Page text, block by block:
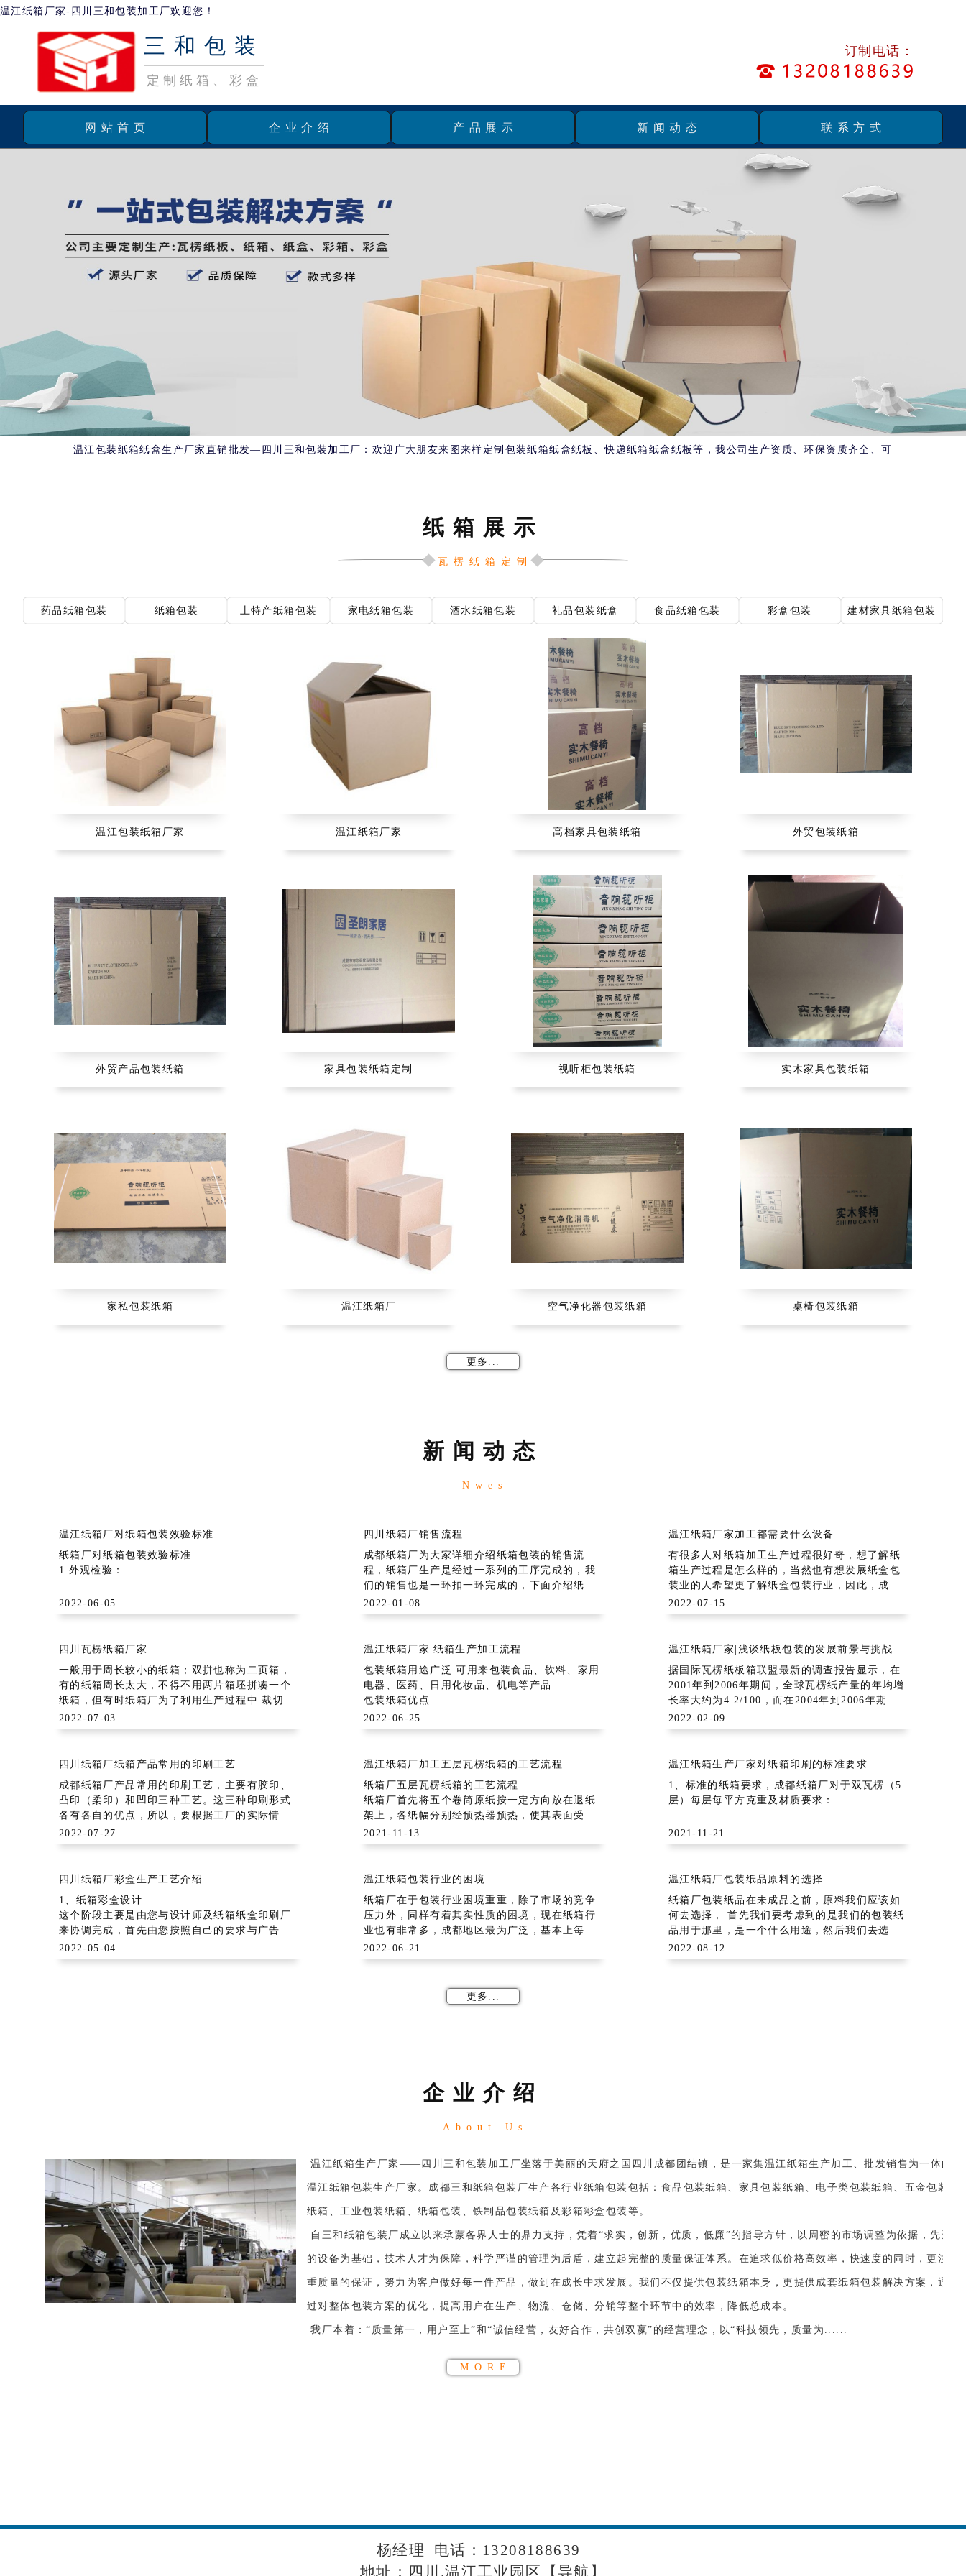
温江纸箱厂家-四川三和包装加工厂欢迎您！
三和包装
定制纸箱、彩盒
订制电话：
网站首页 企业介绍 产品展示 新闻动态 联系方式
温江包装纸箱纸盒生产厂家直销批发—四川三和包装加工厂：欢迎广大朋友来图来样定制包装纸箱纸盒纸板、快递纸箱纸盒纸板等，我公司生产资质、环保资质齐全、可提供增值税发
纸箱展示
瓦楞纸箱定制
药品纸箱包装 纸箱包装 土特产纸箱包装 家电纸箱包装 酒水纸箱包装 礼品包装纸盒 食品纸箱包装 彩盒包装 建材家具纸箱包装
温江包装纸箱厂家 温江纸箱厂家 高档家具包装纸箱 外贸包装纸箱
外贸产品包装纸箱 家具包装纸箱定制 视听柜包装纸箱 实木家具包装纸箱
家私包装纸箱 温江纸箱厂 空气净化器包装纸箱 桌椅包装纸箱
更多...
新闻动态
Nwes
温江纸箱厂对纸箱包装效验标准
纸箱厂对纸箱包装效验标准
1.外观检验：
纸张的外观检验是重要的检测项目之一，一
般由检验人员现场取样检验和实验室检验两块组
且影响到纸张的使用。我们采用的检验方法标准
2022-06-05
四川纸箱厂销售流程
成都纸箱厂为大家详细介绍纸箱包装的销售流
程，纸箱厂生产是经过一系列的工序完成的，我
们的销售也是一环扣一环完成的，下面介绍纸箱
加工由下单到最后出货的整个流程。
第一环:售前
求不一样。无论什么厂家什么行业每年都需要大
2022-01-08
温江纸箱厂家加工都需要什么设备
有很多人对纸箱加工生产过程很好奇，想了解纸
箱生产过程是怎么样的，当然也有想发展纸盒包
装业的人希望更了解纸盒包装行业，因此，成都
纸箱厂根据多年的经验总结出，纸箱生产所需要
的设备。
备，生产厂家就很难有更好的发展，因此生产厂
2022-07-15
四川瓦楞纸箱厂家
一般用于周长较小的纸箱；双拼也称为二页箱，
有的纸箱周长太大，不得不用两片箱坯拼凑一个
纸箱，但有时纸箱厂为了利用生产过程中 裁切下
来的余料，也会用两片拼凑一个尺寸不算太大的
纸箱，甚至有时会用四片。二页箱与一页箱相
细微的差别。接头和回丝纸箱接头的制造尺寸根
2022-07-03
温江纸箱厂家|纸箱生产加工流程
包装纸箱用途广泛 可用来包装食品、饮料、家用
电器、医药、日用化妆品、机电等产品
包装纸箱优点
•重量轻
三层（单瓦楞）纸板的重量按用纸
3mm 厚度的木板的重量约为 2000 g/m2 ，是纸
2022-06-25
温江纸箱厂家|浅谈纸板包装的发展前景与挑战
据国际瓦楞纸板箱联盟最新的调查报告显示，在
2001年到2006年期间，全球瓦楞纸产量的年均增
长率大约为4.2/100，而在2004年到2006年期
间，它的年均增长率达到了4.9/100。接下来近5
年文章来源华夏酒报来，瓦楞纸的增长速度略有
反应出了全
2022-02-09
四川纸箱厂纸箱产品常用的印刷工艺
成都纸箱厂产品常用的印刷工艺，主要有胶印、
凸印（柔印）和凹印三种工艺。这三种印刷形式
各有各自的优点，所以，要根据工厂的实际情况
和产品的特点，全面权衡利弊，选择合适的工艺
进行印刷生产，才能较好地降低印刷生产成本，
艺 胶印工艺有多色组、多功能的卷
2022-07-27
温江纸箱厂加工五层瓦楞纸箱的工艺流程
纸箱厂五层瓦楞纸箱的工艺流程
纸箱厂首先将五个卷筒原纸按一定方向放在退纸
架上，各纸幅分别经预热器预热，使其表面受
热，以利于粘合。瓦楞原纸在送入单面机之前先
经预处理器预热，调节纸的含水量和熨平纸幅。
随后，瓦楞原纸便进入单面机进行压楞，涂粘合
2021-11-13
温江纸箱生产厂家对纸箱印刷的标准要求
1、标准的纸箱要求，成都纸箱厂对于双瓦楞（5
层）每层每平方克重及材质要求：
第1层（面纸）175g/㎡ 要求为国产牛皮纸a级，
标准定义。
第3层（中间夹层） 150g/㎡ 要求为 国产牛皮纸
第
2021-11-21
四川纸箱厂彩盒生产工艺介绍
1、纸箱彩盒设计
这个阶段主要是由您与设计师及纸箱纸盒印刷厂
来协调完成，首先由您按照自己的要求与广告公
司，或者自己内部的设计人员，设计好纸箱包装
印刷文件，并同时完成纸箱纸盒包装材料的选
2022-05-04
温江纸箱包装行业的困境
纸箱厂在于包装行业困境重重，除了市场的竞争
压力外，同样有着其实性质的困境，现在纸箱行
业也有非常多，成都地区最为广泛，基本上每个
工业区都有一家小纸箱厂，更多的工艺厂家也已
经开展自主生产纸箱，而我在这讲的困境非行业
1、地区限制
2022-06-21
温江纸箱厂包装纸品原料的选择
纸箱厂包装纸品在未成品之前，原料我们应该如
何去选择， 首先我们要考虑到的是我们的包装纸
品用于那里，是一个什么用途，然后我们去选择
合适的原料，这有利于环保，和之源循环利用，
今天我们一起来谈谈纸品原料：
2022-08-12
更多...
企业介绍
About Us
温江纸箱生产厂家——四川三和包装加工厂坐落于美丽的天府之国四川成都团结镇，是一家集温江纸箱生产加工、批发销售为一体的
温江纸箱包装生产厂家。成都三和纸箱包装厂生产各行业纸箱包装包括：食品包装纸箱、家具包装纸箱、电子类包装纸箱、五金包装
纸箱、工业包装纸箱、纸箱包装、铁制品包装纸箱及彩箱彩盒包装等。
自三和纸箱包装厂成立以来承蒙各界人士的鼎力支持，凭着“求实，创新，优质，低廉”的指导方针，以周密的市场调整为依据，先进
的设备为基础，技术人才为保障，科学严谨的管理为后盾，建立起完整的质量保证体系。在追求低价格高效率，快速度的同时，更注
重质量的保证，努力为客户做好每一件产品，做到在成长中求发展。我们不仅提供包装纸箱本身，更提供成套纸箱包装解决方案，通
过对整体包装方案的优化，提高用户在生产、物流、仓储、分销等整个环节中的效率，降低总成本。
我厂本着：“质量第一，用户至上”和“诚信经营，友好合作，共创双嬴”的经营理念，以“科技领先，质量为......
MORE
杨经理 电话：13208188639
地址：四川.温江工业园区【 导航 】